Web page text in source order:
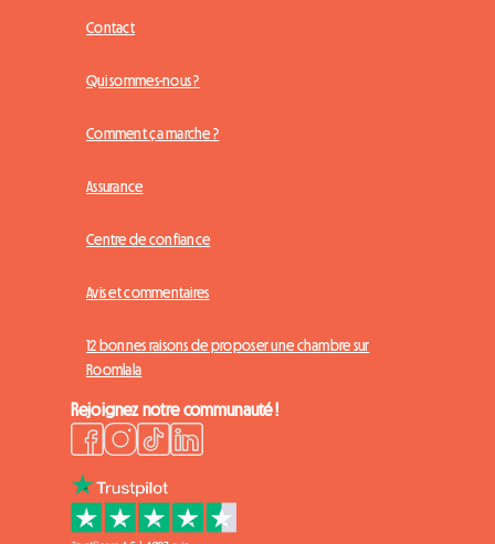
Contact
Qui sommes-nous ?
Comment ça marche ?
Assurance
Centre de confiance
Avis et commentaires
12 bonnes raisons de proposer une chambre sur
Roomlala
Rejoignez notre communauté !